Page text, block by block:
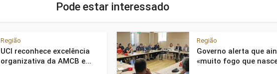
Pode estar interessado
Região
UCI reconhece excelência
organizativa da AMCB e...
Região
Governo alerta que
«muito fogo que